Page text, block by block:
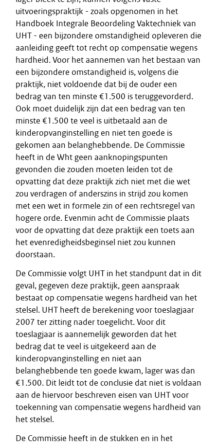
uitvoeringspraktijk - zoals opgenomen in het
Handboek Integrale Beoordeling Vaktechniek van
UHT - een bijzondere omstandigheid opleveren die
aanleiding geeft tot recht op compensatie wegens
hardheid. Voor het aannemen van het bestaan van
een bijzondere omstandigheid is, volgens die
praktijk, niet voldoende dat bij de ouder een
bedrag van ten minste €1.500 is teruggevorderd.
Ook moet duidelijk zijn dat een bedrag van ten
minste €1.500 te veel is uitbetaald aan de
kinderopvanginstelling en niet ten goede is
gekomen aan belanghebbende. De Commissie
heeft in de Wht geen aanknopingspunten
gevonden die zouden moeten leiden tot de
opvatting dat deze praktijk zich niet met die wet
zou verdragen of anderszins in strijd zou komen
met een wet in formele zin of een rechtsregel van
hogere orde. Evenmin acht de Commissie plaats
voor de opvatting dat deze praktijk een toets aan
het evenredigheidsbeginsel niet zou kunnen
doorstaan.
De Commissie volgt UHT in het standpunt dat in dit
geval, gegeven deze praktijk, geen aanspraak
bestaat op compensatie wegens hardheid van het
stelsel. UHT heeft de berekening voor toeslagjaar
2007 ter zitting nader toegelicht. Voor dit
toeslagjaar is aannemelijk geworden dat het
bedrag dat te veel is uitgekeerd aan de
kinderopvanginstelling en niet aan
belanghebbende ten goede kwam, lager was dan
€1.500. Dit leidt tot de conclusie dat niet is voldaan
aan de hiervoor beschreven eisen van UHT voor
toekenning van compensatie wegens hardheid van
het stelsel.
De Commissie heeft in de stukken en in het